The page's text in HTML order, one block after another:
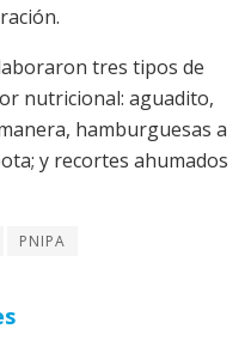
tres tipos de
nutricional: aguadito,
hamburguesas a
y recortes ahumados
PNIPA